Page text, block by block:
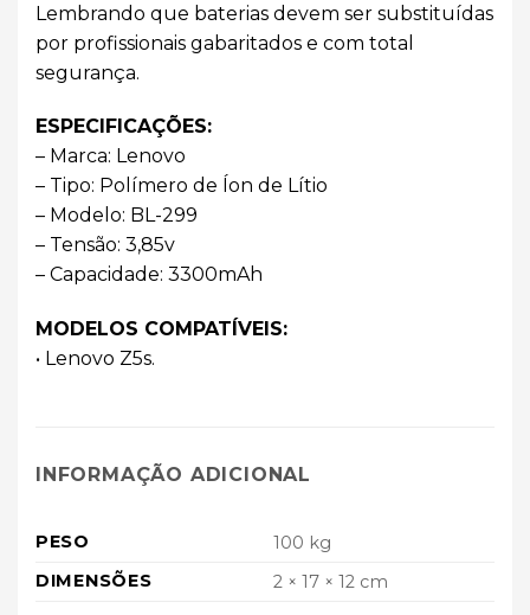
Lembrando que baterias devem ser substituídas
por profissionais gabaritados e com total
segurança.
ESPECIFICAÇÕES:
– Marca: Lenovo
– Tipo: Polímero de Íon de Lítio
– Modelo: BL-299
– Tensão: 3,85v
– Capacidade: 3300mAh
MODELOS COMPATÍVEIS:
• Lenovo Z5s.
INFORMAÇÃO ADICIONAL
PESO
100 kg
DIMENSÕES
2 × 17 × 12 cm